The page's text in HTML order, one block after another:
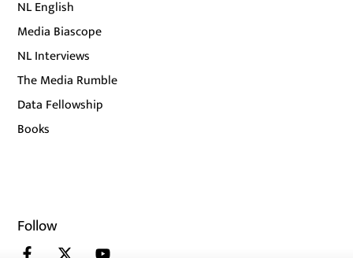
NL English
Media Biascope
NL Interviews
The Media Rumble
Data Fellowship
Books
Follow